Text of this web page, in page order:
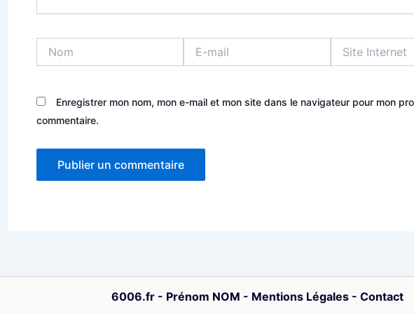
mail
Internet
Enregistrer mon nom, mon e-mail et mon site dans le navigateur pour mon
commentaire.
6006.fr- Prénom NOM - Mentions Légales- Contact